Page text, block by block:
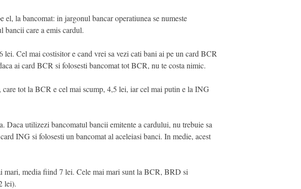
el, la bancomat: in jargonul bancar operatiunea se numeste
bancii care a emis cardul.
lei. Cel mai costisitor e cand vrei sa vezi cati bani ai pe un card BCR
ai card BCR si folosesti bancomat tot BCR, nu te costa nimic.
care tot la BCR e cel mai scump, 4,5 lei, iar cel mai putin e la ING
Daca utilizezi bancomatul bancii emitente a cardului, nu trebuie sa
ING si folosesti un bancomat al aceleiasi banci. In medie, acest
mari, media fiind 7 lei. Cele mai mari sunt la BCR, BRD si
lei).